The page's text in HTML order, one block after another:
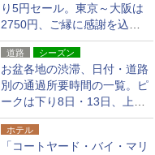
り5円セール。東京～大阪は
2750円、ご縁に感謝を込め
た20周年記念キャンペーン
道路 シーズン
お盆各地の渋滞、日付・道路
別の通過所要時間の一覧。ピ
ークは下り8日・13日、上り
14日・15日
ホテル
「コートヤード・バイ・マリ